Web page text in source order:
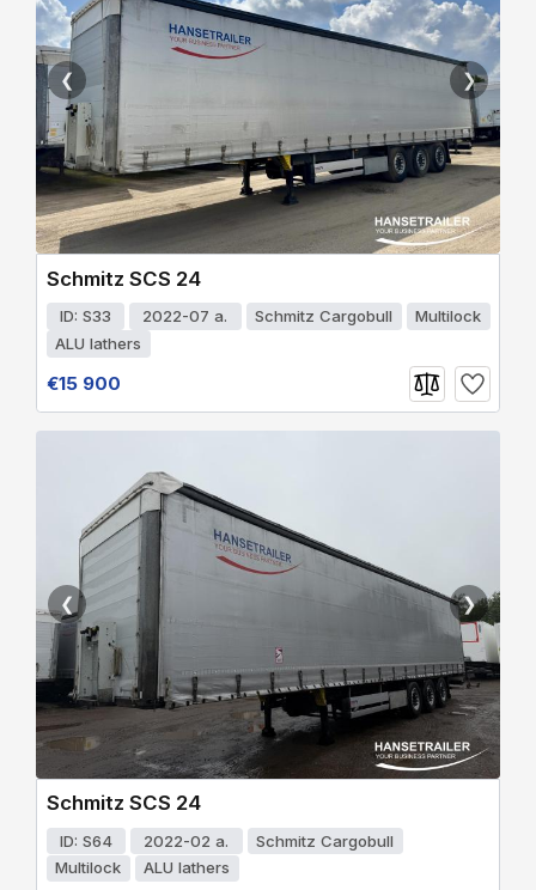
❮ ❯
Schmitz SCS 24
ID: S33 2022-07 a. Schmitz Cargobull
Multilock
ALU lathers
€15 900
❮ ❯
Schmitz SCS 24
ID: S64 2022-02 a.
Schmitz Cargobull
Multilock
ALU lathers